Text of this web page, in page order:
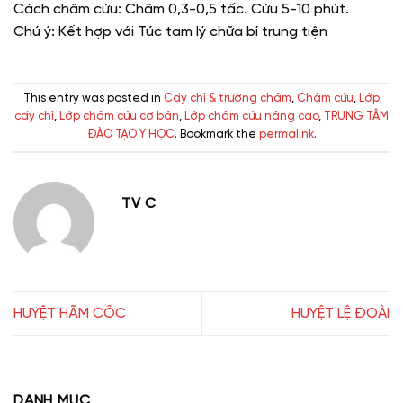
Cách châm cứu: Châm 0,3-0,5 tấc. Cứu 5-10 phút.
Chú ý: Kết hợp với Túc tam lý chữa bí trung tiện
This entry was posted in Cấy chỉ & trường châm, Châm cứu, Lớp
cấy chỉ, Lớp châm cứu cơ bản, Lớp châm cứu nâng cao, TRUNG TÂM
ĐÀO TẠO Y HỌC. Bookmark the permalink.
TV C
HUYỆT HÃM CỐC HUYỆT LỆ ĐOÀI